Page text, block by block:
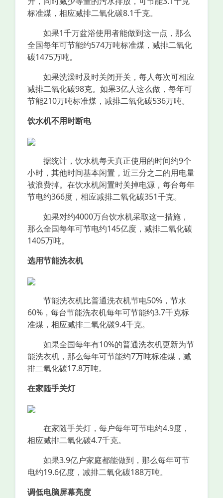
标准煤，相应减排二氧化碳8.1千克。
如果1千万盆浴使用者能做到这一点，那么
全国每年可节能约574万吨标准煤，减排二氧化
碳1475万吨。
如果洗澡时及时关闭开关，每人每次可相应
减排二氧化碳98克。如果3亿人这么做，每年可
节能210万吨标准煤，减排二氧化碳536万吨。
饮水机不用时断电
据统计，饮水机每天真正使用的时间约9个
小时，其他时间基本闲置，近三分之二的用电量
被浪费掉。在饮水机闲置时关掉电源，每台每年
节电约366度，相应减排二氧化碳351千克。
如果对约4000万台饮水机采取这一措施，
那么全国每年可节电约145亿度，减排二氧化碳
1405万吨。
选用节能洗衣机
节能洗衣机比普通洗衣机节电50%，节水
60%，每台节能洗衣机每年可节能约3.7千克标
准煤，相应减排二氧化碳9.4千克。
如果全国每年有10%的普通洗衣机更新为节
能洗衣机，那么每年可节能约7万吨标准煤，减
排二氧化碳17.8万吨。
在家随手关灯
在家随手关灯，每户每年可节电约4.9度，
相应减排二氧化碳4.7千克。
如果3.9亿户家庭都能做到，那么每年可节
电约19.6亿度，减排二氧化碳188万吨。
调低电脑屏幕亮度